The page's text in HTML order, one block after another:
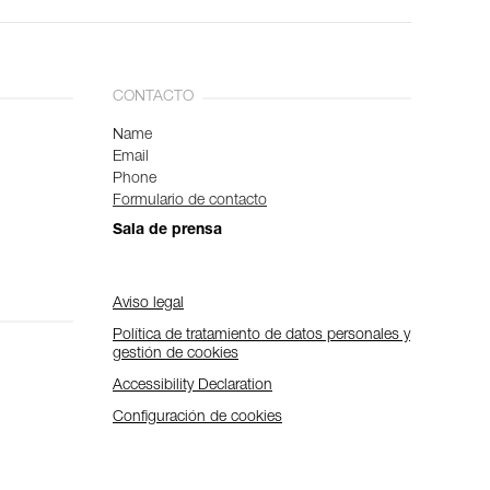
CONTACTO
Name
Email
Phone
Formulario de contacto
Sala de prensa
Aviso legal
Política de tratamiento de datos personales y
gestión de cookies
Accessibility Declaration
Configuración de cookies